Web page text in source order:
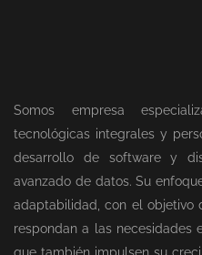
Somos empresa
tecnológicas integrales y
desarrollo de software y
avanzado de datos. Su
adaptabilidad, con el objetivo
respondan a las necesidades